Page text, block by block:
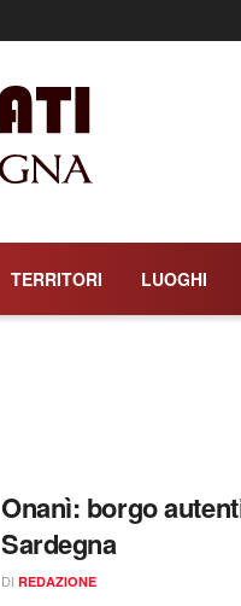
TERRITORI LUOGHI
Onanì: borgo
Sardegna
DI REDAZIONE